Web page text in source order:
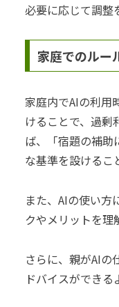
必要に応じて調整
家庭でのルー
家庭内でAIの利用
けることで、過剰
ば、「宿題の補助
な基準を設けるこ
また、AIの使い方
クやメリットを理
さらに、親がAIの
ドバイスができる